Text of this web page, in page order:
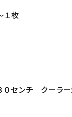
１枚
０センチ クーラー